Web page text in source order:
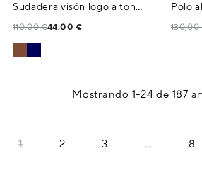
Sudadera visón logo a tono en pecho
110,00 €44,00 € 130,00
Mostrando 1-24 de 187
1 2 3 … 8